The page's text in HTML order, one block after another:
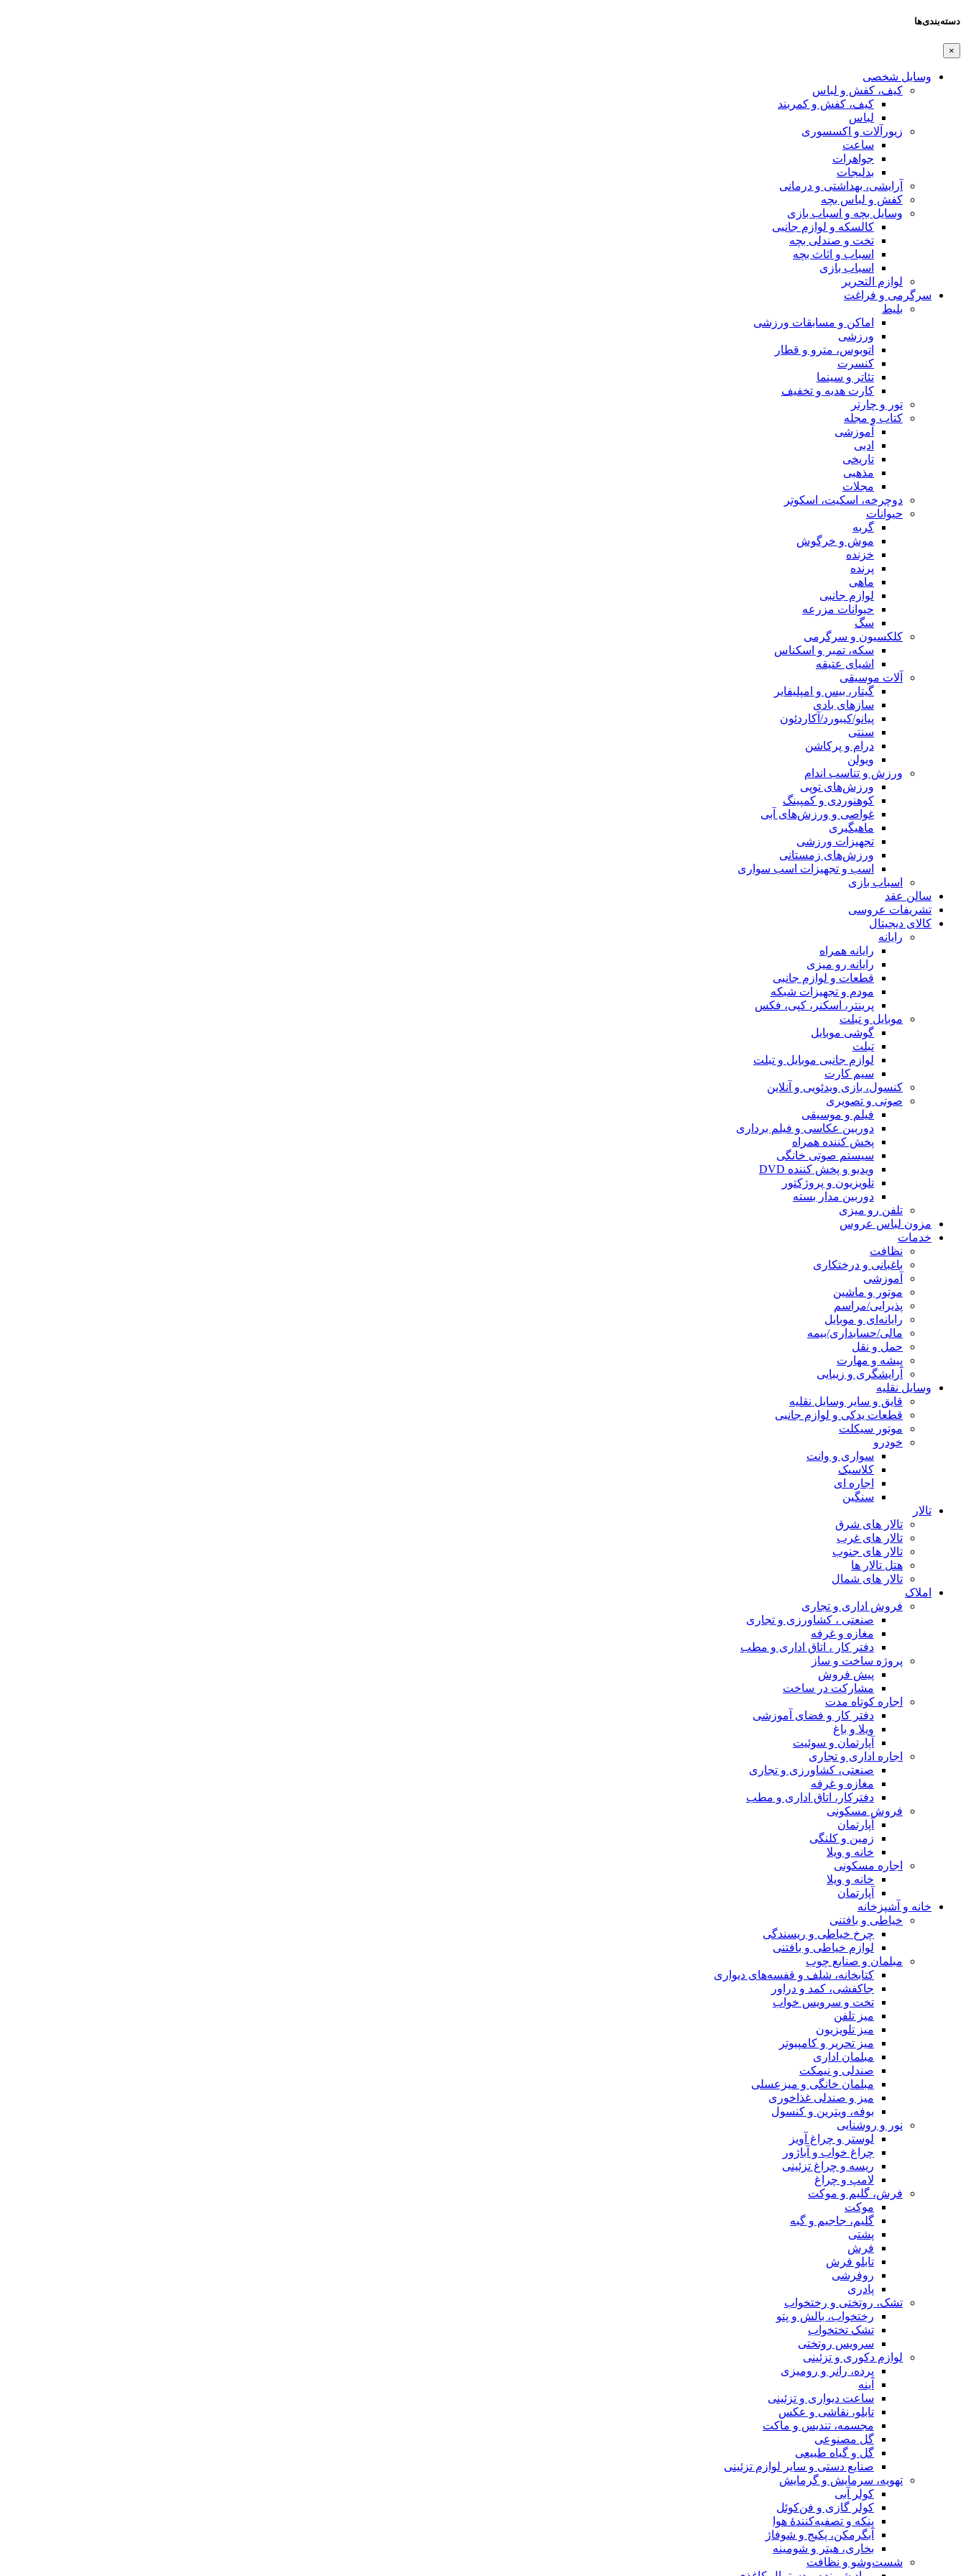
دسته‌بندی‌ها
×
وسایل شخصی
کیف، کفش و لباس
کیف، کفش و کمربند
لباس
زیورآلات و اکسسوری
ساعت
جواهرات
بدلیجات
آرایشی، بهداشتی و درمانی
کفش و لباس بچه
وسایل بچه و اسباب بازی
کالسکه و لوازم جانبی
تخت و صندلی بچه
اسباب و اثاث بچه
اسباب بازی
لوازم التحریر
سرگرمی و فراغت
بلیط
اماکن و مسابقات ورزشی
ورزشی
اتوبوس، مترو و قطار
کنسرت
تئاتر و سینما
کارت هدیه و تخفیف
تور و چارتر
کتاب و مجله
آموزشی
ادبی
تاریخی
مذهبی
مجلات
دوچرخه، اسکیت، اسکوتر
حیوانات
گربه
موش و خرگوش
خزنده
پرنده
ماهی
لوازم جانبی
حیوانات مزرعه
سگ
کلکسیون و سرگرمی
سکه، تمبر و اسکناس
اشیای عتیقه
آلات موسیقی
گیتار، بیس و امپلیفایر
سازهای بادی
پیانو/کیبورد/آکاردئون
سنتی
درام و پرکاشن
ویولن
ورزش و تناسب اندام
ورزش‌های توپی
کوهنوردی و کمپینگ
غواصی و ورزش‌های آبی
ماهیگیری
تجهیزات ورزشی
ورزش‌های زمستانی
اسب و تجهیزات اسب سواری
اسباب‌ بازی
سالن عقد
تشریفات عروسی
کالای دیجیتال
رایانه
رایانه همراه
رایانه رو میزی
قطعات و لوازم جانبی
مودم و تجهیزات شبکه
پرینتر، اسکنر، کپی، فکس
موبایل و تبلت
گوشی موبایل
تبلت
لوازم جانبی موبایل و تبلت
سیم کارت
کنسول، بازی‌ ویدئویی و آنلاین
صوتی و تصویری
فیلم و موسیقی
دوربین عکاسی و فیلم برداری
پخش کننده همراه
سیستم صوتی خانگی
ویدیو و پخش کننده DVD
تلویزیون و پروژکتور
دوربین مدار بسته
تلفن رو میزی
مزون لباس عروس
خدمات
نظافت
باغبانی و درختکاری
آموزشی
موتور و ماشین
پذیرایی/مراسم
رایانه‌ای و موبایل
مالی/حسابداری/بیمه
حمل و نقل
پیشه و مهارت
آرایشگری و زیبایی
وسایل نقلیه
قایق و سایر وسایل نقلیه
قطعات یدکی و لوازم جانبی
موتور سیکلت
خودرو
سواری و وانت
کلاسیک
اجاره ای
سنگین
تالار
تالار های شرق
تالار های غرب
تالار های جنوب
هتل تالار ها
تالار های شمال
املاک
فروش اداری و تجاری
صنعتی ، کشاورزی و تجاری
مغازه و غرفه
دفتر کار ، اتاق اداری و مطب
پروژه ساخت و ساز
پیش فروش
مشارکت در ساخت
اجاره کوتاه مدت
دفتر کار و فضای آموزشی
ویلا و باغ
آپارتمان و سوئیت
اجاره اداری و تجاری
صنعتی، کشاورزی و تجاری
مغازه و غرفه
دفترکار، اتاق اداری و مطب
فروش مسکونی
آپارتمان
زمین و کلنگی
خانه و ویلا
اجاره مسکونی
خانه و ویلا
آپارتمان
خانه و آشپزخانه
خیاطی و بافتنی
چرخ خیاطی و ریسندگی
لوازم خیاطی و بافتنی
مبلمان و صنایع چوب
کتابخانه، شلف و قفسه‌های دیواری
جاکفشی، کمد و دراور
تخت و سرویس خواب
میز تلفن
میز تلویزیون
میز تحریر و کامپیوتر
مبلمان اداری
صندلی و نیمکت
مبلمان خانگی و میزعسلی
میز و صندلی غذاخوری
بوفه، ویترین و کنسول
نور و روشنایی
لوستر و چراغ آویز
چراغ خواب و آباژور
ریسه و چراغ تزئینی
لامپ و چراغ
فرش، گلیم و موکت
موکت
گلیم، جاجیم و گبه
پشتی
فرش
تابلو فرش
روفرشی
پادری
تشک، روتختی و رختخواب
رختخواب، بالش و پتو
تشک تختخواب
سرویس روتختی
لوازم دکوری و تزئینی
پرده، رانر و رومیزی
آینه
ساعت دیواری و تزئینی
تابلو، نقاشی و عکس
مجسمه، تندیس و ماکت
گل مصنوعی
گل و گیاه طبیعی
صنایع دستی و سایر لوازم تزئینی
تهویه، سرمایش و گرمایش
کولر آبی
کولر گازی و فن‌کوئل
پنکه و تصفیه‌کنندهٔ هوا
آبگرمکن، پکیج و شوفاژ
بخاری، هیتر و شومینه
شست‌وشو و نظافت